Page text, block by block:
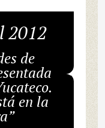
2012
de
en la